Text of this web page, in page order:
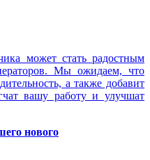
может стать радостным
Мы ожидаем, что
а также добавит
вашу работу и улучшат
нового